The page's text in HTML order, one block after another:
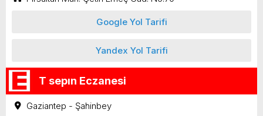
Google Yol Tarifi
Yandex Yol Tarifi
T sepın Eczanesi
Gaziantep - Şahinbey